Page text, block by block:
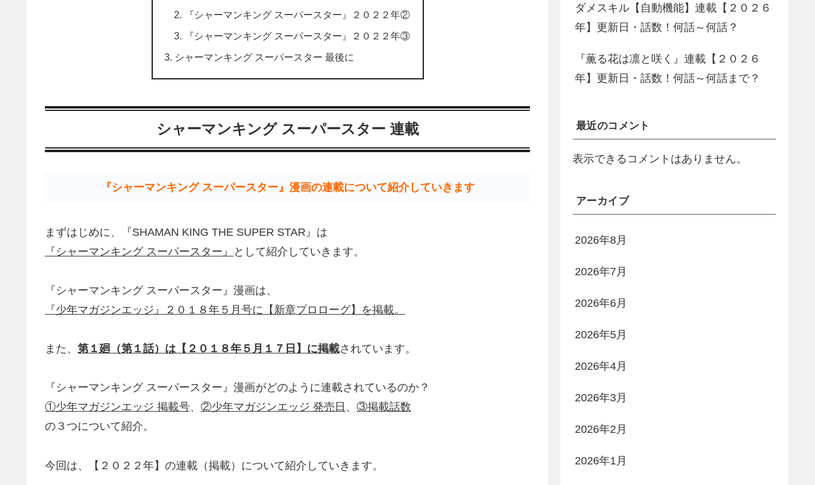
『シャーマンキング スーパースター』２０２２年②
『シャーマンキング スーパースター』２０２２年③
シャーマンキング スーパースター 最後に
シャーマンキング スーパースター 連載
『シャーマンキング スーパースター』漫画の連載について紹介していきます
まずはじめに、『SHAMAN KING THE SUPER STAR』は
『シャーマンキング スーパースター』
として紹介していきます。
『シャーマンキング スーパースター』漫画は、
『少年マガジンエッジ』２０１８年５月号に【新章プロローグ】を掲載。
また、 第１廻（第１話）は【２０１８年５月１７日】に掲載されています。
『シャーマンキング スーパースター』漫画がどのように連載されているのか？
①少年マガジンエッジ 掲載号、 ②少年マガジンエッジ 発売日 、 ③掲載話数
の３つについて紹介。
今回は、【２０２２年】の連載（掲載）について紹介していきます。
ダメスキル【自動機能】連載【２０２６
年】更新日・話数！何話～何話？
『薫る花は凛と咲く』連載【２０２６
年】更新日・話数！何話～何話まで？
最近のコメント
表示できるコメントはありません。
アーカイブ
2026年8月
2026年7月
2026年6月
2026年5月
2026年4月
2026年3月
2026年2月
2026年1月